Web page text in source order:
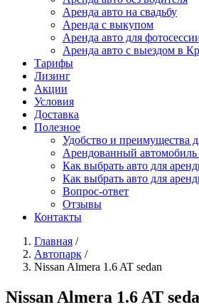
Аренда авто на свадьбу
Аренда с выкупом
Аренда авто для
Аренда авто с выездом в
Тарифы
Лизинг
Акции
Условия
Доставка
Полезное
Удобство и преимущества
Арендованный автомобиль
Как выбрать авто для
Как выбрать авто для
Вопрос-ответ
Отзывы
Контакты
Главная /
Автопарк /
Nissan Almera 1.6 AT sedan
Nissan Almera 1.6 AT